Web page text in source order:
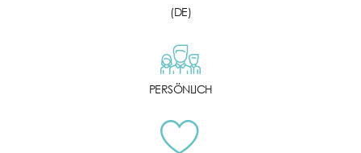
(DE)
PERSÖNLICH